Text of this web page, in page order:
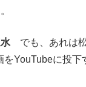
でも、あれは
YouTubeに投